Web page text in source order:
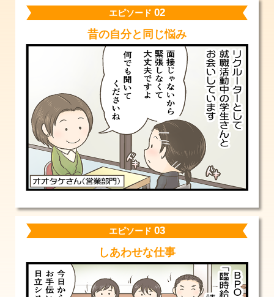
エピソード 02
昔の自分と 同じ悩み
エピソード 03
しあわせな仕事